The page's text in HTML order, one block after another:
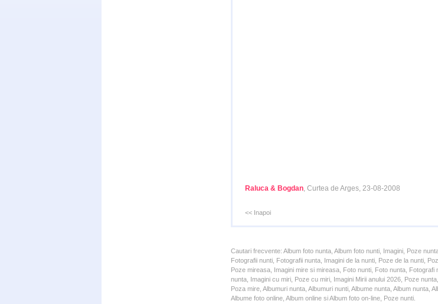
Raluca & Bogdan, Curtea de Arges, 23-08-2008
<< Inapoi
Cautari frecvente: Album foto nunta, Album foto nunti, Imagini, Poze
Fotografii nunti, Fotografii nunta, Imagini de la nunti, Poze de la nunti,
Poze mireasa, Imagini mire si mireasa, Foto nunti, Foto nunta, Fotografi
nunta, Imagini cu miri, Poze cu miri, Imagini Mirii anului 2026, Poze
Poza mire, Albumuri nunta, Albumuri nunti, Albume nunta, Album nunta,
Albume foto online, Album online si Album foto on-line, Poze nunti.